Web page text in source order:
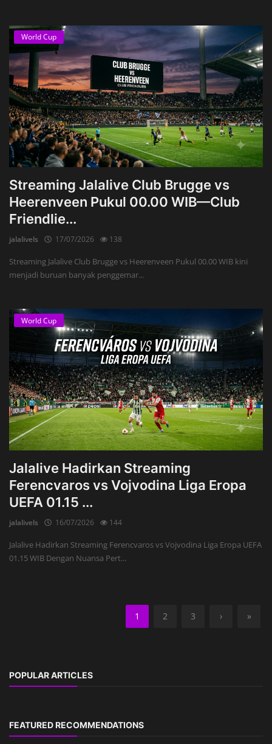
World Cup
Streaming Jalalive Club Brugge vs
Heerenveen Pukul 00.00 WIB—Club
Friendlie...
jalalivels 17/07/2026 138
Streaming Jalalive Club Brugge vs Heerenveen Pukul 00.00 WIB kini
menjadi buruan banyak penggemar...
World Cup
Jalalive Hadirkan Streaming
Ferencvaros vs Vojvodina Liga Eropa
UEFA 01.15 ...
jalalivels 16/07/2026 144
Jalalive Hadirkan Streaming Ferencvaros vs Vojvodina Liga Eropa UEFA
01.15 WIB Dengan Nuansa Pert...
1 2 3 › »
POPULAR ARTICLES
FEATURED RECOMMENDATIONS